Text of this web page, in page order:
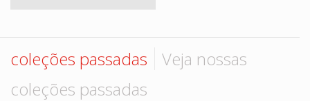
coleções passadas
Veja nossas
coleções passadas